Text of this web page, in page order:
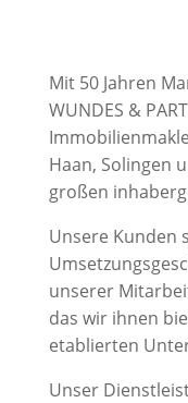
Mit 50 Jahren
WUNDES &
Haan, Solingen
großen
Unsere Kunden
unserer
das wir ihnen
etablierten
Unser